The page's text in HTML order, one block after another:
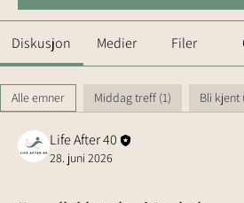
Diskusjon Medier Filer
Alle emner Middag treff (1) Bli kjent
Life After 40
28. juni 2026